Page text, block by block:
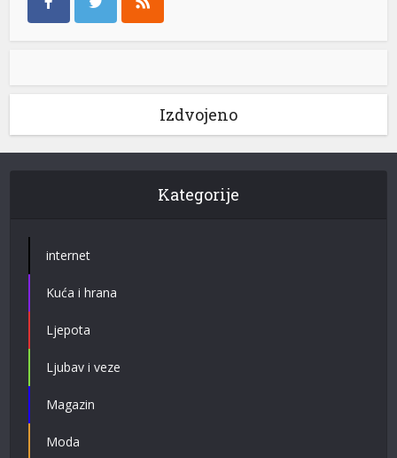
Izdvojeno
Kategorije
internet
Kuća i hrana
Ljepota
Ljubav i veze
Magazin
Moda